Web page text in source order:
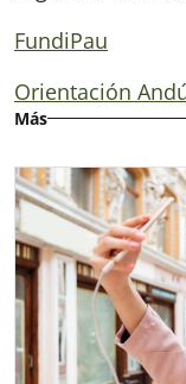
FundiPau
Orientación
Más